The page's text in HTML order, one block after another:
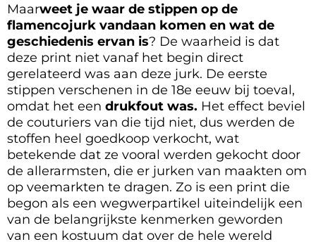
Maarweet je waar de stippen op de
flamencojurk vandaan komen en wat de
geschiedenis ervan is? De waarheid is dat
deze print niet vanaf het begin direct
gerelateerd was aan deze jurk. De eerste
stippen verschenen in de 18e eeuw bij toeval,
omdat het een drukfout was. Het effect beviel
de couturiers van die tijd niet, dus werden de
stoffen heel goedkoop verkocht, wat
betekende dat ze vooral werden gekocht door
de allerarmsten, die er jurken van maakten om
op veemarkten te dragen. Zo is een print die
begon als een wegwerpartikel uiteindelijk een
van de belangrijkste kenmerken geworden
van een kostuum dat over de hele wereld